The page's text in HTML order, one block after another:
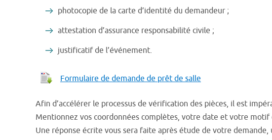
photocopie de la carte d’identité du demandeur ;
attestation d’assurance responsabilité civile ;
justificatif de l’événement.
Formulaire de demande de prêt de salle
Afin d’accélérer le processus de vérification des pièces, il est
Mentionnez vos coordonnées complètes, votre date et votre motif
Une réponse écrite vous sera faite après étude de votre